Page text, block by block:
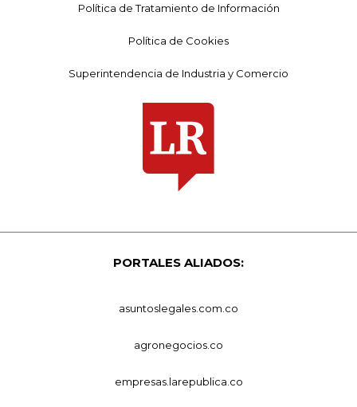
Política de Tratamiento de Información
Política de Cookies
Superintendencia de Industria y Comercio
PORTALES ALIADOS:
asuntoslegales.com.co
agronegocios.co
empresas.larepublica.co